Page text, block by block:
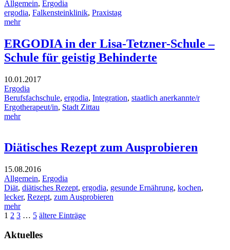
Allgemein, Ergodia
ergodia, Falkensteinklinik, Praxistag
mehr
ERGODIA in der Lisa-Tetzner-Schule –
Schule für geistig Behinderte
10.01.2017
Ergodia
Berufsfachschule, ergodia, Integration, staatlich anerkannte/r
Ergotherapeut/in, Stadt Zittau
mehr
Diätisches Rezept zum Ausprobieren
15.08.2016
Allgemein, Ergodia
Diät, diätisches Rezept, ergodia, gesunde Ernährung, kochen,
lecker, Rezept, zum Ausprobieren
mehr
1 2 3 … 5 ältere Einträge
Aktuelles